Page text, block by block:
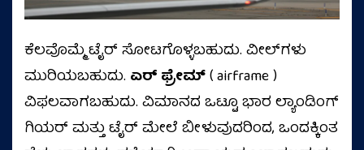
ಕೆಲವೊಮ್ಮೆ ಟೈರ್ ಸೋಟಗೊಳ್ಳಬಹುದು. ವೀಲ್‌ಗಳು
ಮುರಿಯಬಹುದು. ಏರ್ ಫ್ರೇಮ್( airframe )
ವಿಫಲವಾಗಬಹುದು. ವಿಮಾನದ ಒಟ್ಟೂ ಭಾರ ಲ್ಯಾಂಡಿಂಗ್
ಗಿಯರ್ ಮತ್ತು ಟೈರ್ ಮೇಲೆ ಬೀಳುವುದರಿಂದ, ಒಂದಕ್ಕಿಂತ